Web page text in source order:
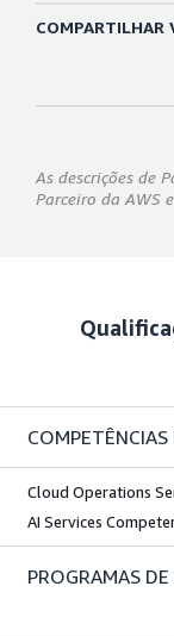
COMPARTILHAR
As descrições de
Parceiro da AWS
COMPETÊNCIAS
Cloud Operations
AI Services
PROGRAMAS